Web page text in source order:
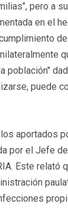
pero a
en el
población"
puede
aportados
por el Jefe
Este